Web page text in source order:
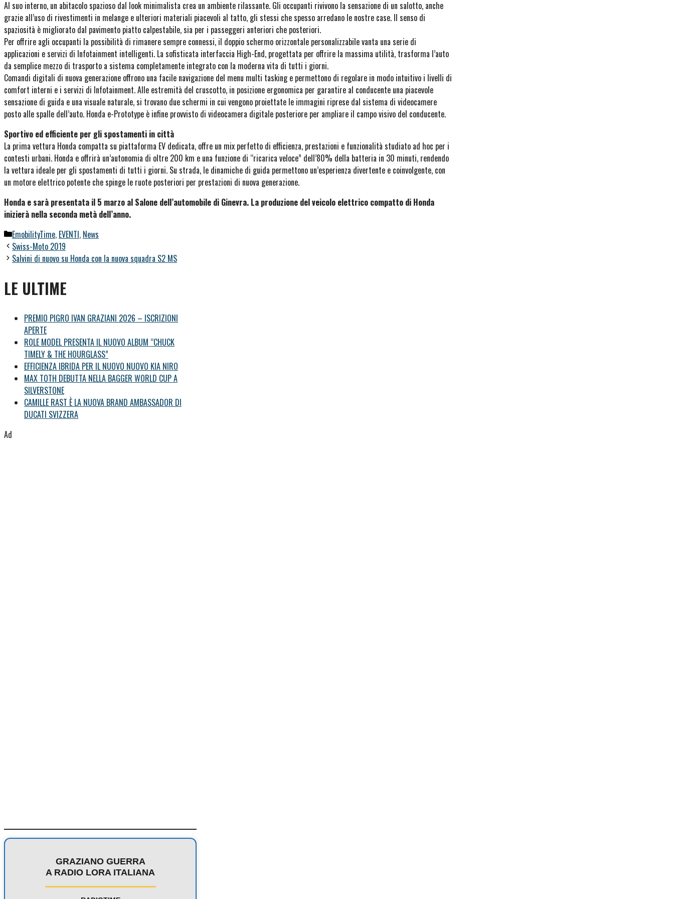
Al suo interno, un abitacolo spazioso dal look minimalista crea un ambiente rilassante. Gli occupanti rivivono la sensazione di un salotto, anche
grazie all’uso di rivestimenti in melange e ulteriori materiali piacevoli al tatto, gli stessi che spesso arredano le nostre case. Il senso di
spaziosità è migliorato dal pavimento piatto calpestabile, sia per i passeggeri anteriori che posteriori.
Per offrire agli occupanti la possibilità di rimanere sempre connessi, il doppio schermo orizzontale personalizzabile vanta una serie di
applicazioni e servizi di Infotainment intelligenti. La sofisticata interfaccia High-End, progettata per offrire la massima utilità, trasforma l’auto
da semplice mezzo di trasporto a sistema completamente integrato con la moderna vita di tutti i giorni.
Comandi digitali di nuova generazione offrono una facile navigazione del menu multi tasking e permettono di regolare in modo intuitivo i livelli di
comfort interni e i servizi di Infotainment. Alle estremità del cruscotto, in posizione ergonomica per garantire al conducente una piacevole
sensazione di guida e una visuale naturale, si trovano due schermi in cui vengono proiettate le immagini riprese dal sistema di videocamere
posto alle spalle dell’auto. Honda e-Prototype è infine provvisto di videocamera digitale posteriore per ampliare il campo visivo del conducente.
Sportivo ed efficiente per gli spostamenti in città
La prima vettura Honda compatta su piattaforma EV dedicata, offre un mix perfetto di efficienza, prestazioni e funzionalità studiato ad hoc per i
contesti urbani. Honda e offrirà un’autonomia di oltre 200 km e una funzione di “ricarica veloce” dell’80% della batteria in 30 minuti, rendendo
la vettura ideale per gli spostamenti di tutti i giorni. Su strada, le dinamiche di guida permettono un’esperienza divertente e coinvolgente, con
un motore elettrico potente che spinge le ruote posteriori per prestazioni di nuova generazione.
Honda e sarà presentata il 5 marzo al Salone dell’automobile di Ginevra. La produzione del veicolo elettrico compatto di Honda
inizierà nella seconda metà dell’anno.
Categorie
EmobilityTime, EVENTI, News
Swiss-Moto 2019
Salvini di nuovo su Honda con la nuova squadra S2 MS
LE ULTIME
PREMIO PIGRO IVAN GRAZIANI 2026 – ISCRIZIONI
APERTE
ROLE MODEL PRESENTA IL NUOVO ALBUM “CHUCK
TIMELY & THE HOURGLASS”
EFFICIENZA IBRIDA PER IL NUOVO NUOVO KIA NIRO
MAX TOTH DEBUTTA NELLA BAGGER WORLD CUP A
SILVERSTONE
CAMILLE RAST È LA NUOVA BRAND AMBASSADOR DI
DUCATI SVIZZERA
Ad
GRAZIANO GUERRA
A RADIO LORA ITALIANA